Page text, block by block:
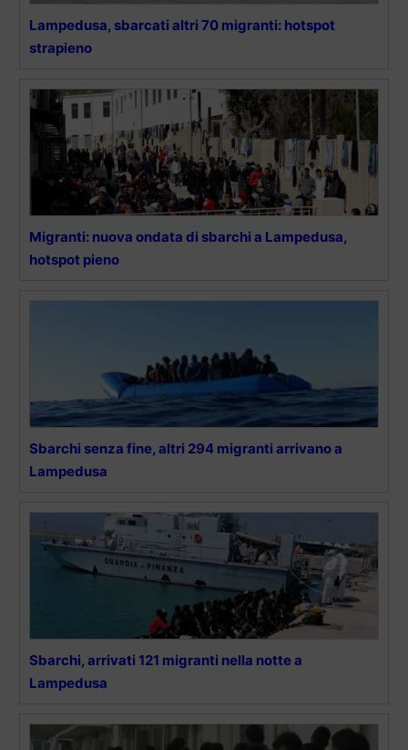
Lampedusa, sbarcati altri 70 migranti: hotspot
strapieno
Migranti: nuova ondata di sbarchi a Lampedusa,
hotspot pieno
Sbarchi senza fine, altri 294 migranti arrivano a
Lampedusa
Sbarchi, arrivati 121 migranti nella notte a
Lampedusa